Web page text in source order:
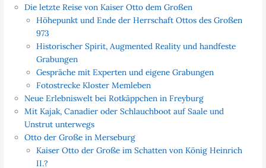
Die letzte Reise von Kaiser Otto dem Großen
Höhepunkt und Ende der Herrschaft Ottos des Großen
973
Historischer Spirit, Augmented Reality und handfeste
Grabungen
Gespräche mit Experten und eigene Grabungen
Fotostrecke Kloster Memleben
Neue Erlebniswelt bei Rotkäppchen in Freyburg
Mit Kajak, Canadier oder Schlauchboot auf Saale und
Unstrut unterwegs
Otto der Große in Merseburg
Kaiser Otto der Große im Schatten von König Heinrich
II.?